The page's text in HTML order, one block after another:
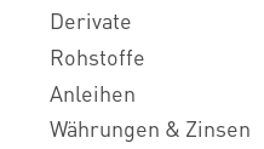
Derivate
Rohstoffe
Anleihen
Währungen & Zinsen